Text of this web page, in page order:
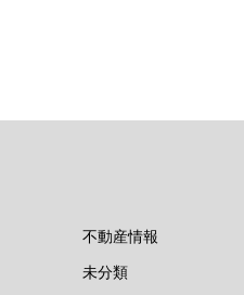
不動産情報
未分類